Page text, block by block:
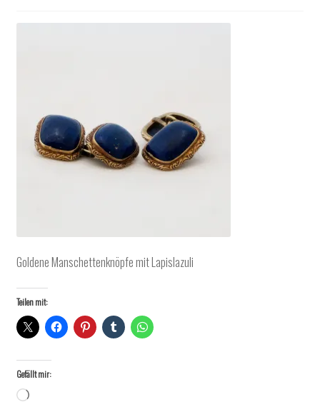
Goldene Manschettenknöpfe mit Lapislazuli
Teilen mit:
Gefällt mir:
Wird